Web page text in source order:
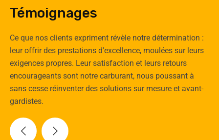
Témoignages
Ce que nos clients expriment révèle notre détermination :
leur offrir des prestations d'excellence, moulées sur leurs
exigences propres. Leur satisfaction et leurs retours
encourageants sont notre carburant, nous poussant à
sans cesse réinventer des solutions sur mesure et avant-
gardistes.